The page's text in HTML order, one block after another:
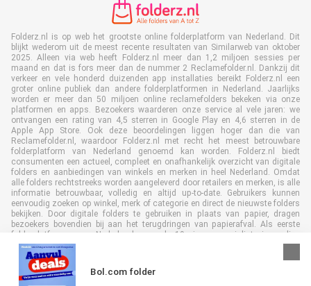
Bol.com folder
Folderz.nl is op web het grootste online folderplatform van Nederland. Dit
blijkt wederom uit de meest recente resultaten van Similarweb van oktober
2025. Alleen via web heeft Folderz.nl meer dan 1,2 miljoen sessies per
maand en dat is fors meer dan de nummer 2 Reclamefolder.nl. Dankzij dit
verkeer en vele honderd duizenden app installaties bereikt Folderz.nl een
groter online publiek dan andere folderplatformen in Nederland. Jaarlijks
worden er meer dan 50 miljoen online reclamefolders bekeken via onze
platformen en apps. Bezoekers waarderen onze service al vele jaren: we
ontvangen een rating van 4,5 sterren in Google Play en 4,6 sterren in de
Apple App Store. Ook deze beoordelingen liggen hoger dan die van
Reclamefolder.nl, waardoor Folderz.nl met recht het meest betrouwbare
folderplatform van Nederland genoemd kan worden. Folderz.nl biedt
consumenten een actueel, compleet en onafhankelijk overzicht van digitale
folders en aanbiedingen van winkels en merken in heel Nederland. Omdat
alle folders rechtstreeks worden aangeleverd door retailers en merken, is alle
informatie betrouwbaar, volledig en altijd up-to-date. Gebruikers kunnen
eenvoudig zoeken op winkel, merk of categorie en direct de nieuwste folders
bekijken. Door digitale folders te gebruiken in plaats van papier, dragen
bezoekers bovendien bij aan het terugdringen van papierafval. Als eerste
folderplatform van Nederland en al 19 jaar specialist in online
folderpublicaties, heeft Folderz.nl duurzame samenwerkingen opgebouwd
met retailers en merken. Hierdoor zijn we uitgegroeid tot de toonaangevende
speler in de digitale foldermarkt.